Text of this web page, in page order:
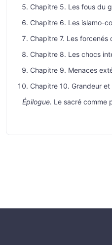
Chapitre 5. Les fous du
Chapitre 6. Les islamo-
Chapitre 7. Les forcenés
Chapitre 8. Les chocs
Chapitre 9. Menaces
Chapitre 10. Grandeur
Épilogue. Le sacré comme